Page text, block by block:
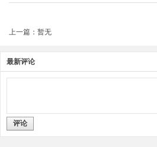
上一篇：暂无
最新评论
评论